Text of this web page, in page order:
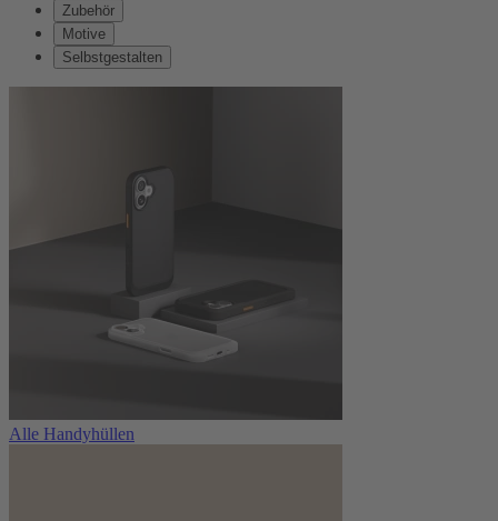
Zubehör
Motive
Selbstgestalten
Alle Handyhüllen